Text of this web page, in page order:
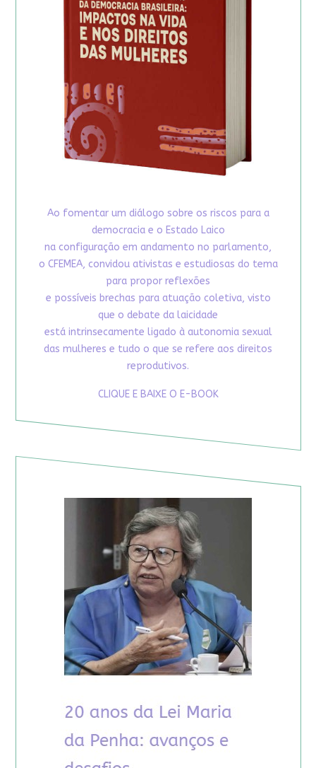
Ao fomentar um diálogo sobre os riscos para a
democracia e o Estado Laico
na configuração em andamento no parlamento,
o CFEMEA, convidou ativistas e estudiosas do tema
para propor reflexões
e possíveis brechas para atuação coletiva, visto
que o debate da laicidade
está intrinsecamente ligado à autonomia sexual
das mulheres e tudo o que se refere aos direitos
reprodutivos.
CLIQUE E BAIXE O E-BOOK